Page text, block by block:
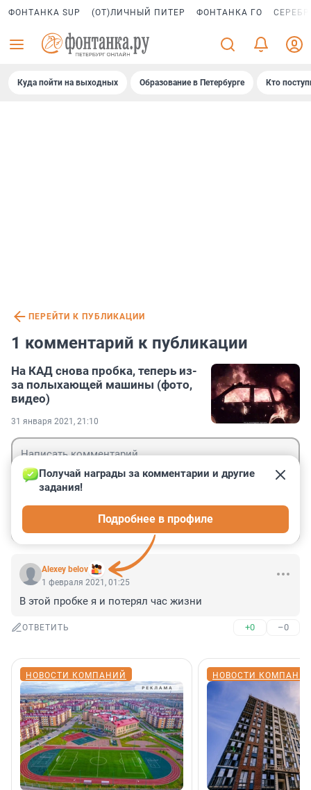
ФОНТАНКА SUP (ОТ)ЛИЧНЫЙ ПИТЕР ФОНТАНКА ГО
Куда пойти на выходных Образование в Петербурге Кто
ПЕРЕЙТИ К ПУБЛИКАЦИИ
1 комментарий к публикации
На КАД снова пробка, теперь из-
за полыхающей машины (фото,
видео)
31 января 2021, 21:10
Alexey belov
Получай награды за комментарии и другие
задания!
Подробнее в профиле
1 февраля 2021, 01:25
В этой пробке я и потерял час жизни
ОТВЕТИТЬ +0 –0
НОВОСТИ КОМПАНИЙ НОВОСТИ